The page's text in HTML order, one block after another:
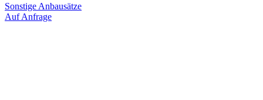
Sonstige Anbausätze
Auf Anfrage